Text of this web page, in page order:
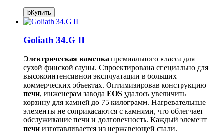
bКупить
Goliath 34.G II
Электрическая каменка премиального класса для
сухой финской сауны. Спроектирована специально для
высокоинтенсивной эксплуатации в больших
коммерческих объектах. Оптимизировав конструкцию
печи, инженерам завода EOS удалось увеличить
корзину для камней до 75 килограмм. Нагревательные
элементы не соприкасаются с камнями, что облегчает
обслуживание печи и долговечность. Каждый элемент
печи изготавливается из нержавеющей стали.